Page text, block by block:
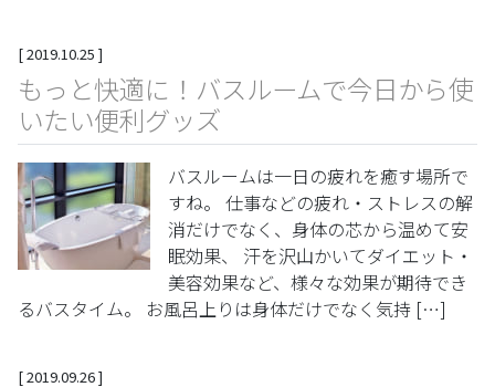
[2019.10.25 ]
もっと快適に！バスルームで今日から使
いたい便利グッズ
バスルームは一日の疲れを癒す場所で
すね。 仕事などの疲れ・ストレスの解
消だけでなく、身体の芯から温めて安
眠効果、 汗を沢山かいてダイエット・
美容効果など、様々な効果が期待でき
るバスタイム。 お風呂上りは身体だけでなく気持 […]
[2019.09.26]